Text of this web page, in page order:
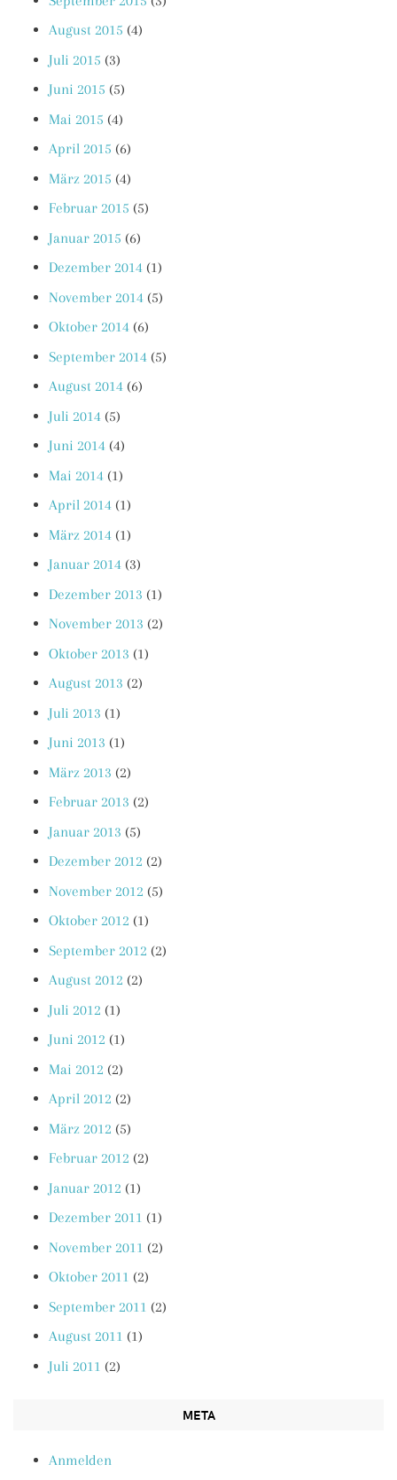
August 2015 (4)
Juli 2015 (3)
Juni 2015 (5)
Mai 2015 (4)
April 2015 (6)
März 2015 (4)
Februar 2015 (5)
Januar 2015 (6)
Dezember 2014 (1)
November 2014 (5)
Oktober 2014 (6)
September 2014 (5)
August 2014 (6)
Juli 2014 (5)
Juni 2014 (4)
Mai 2014 (1)
April 2014 (1)
März 2014 (1)
Januar 2014 (3)
Dezember 2013 (1)
November 2013 (2)
Oktober 2013 (1)
August 2013 (2)
Juli 2013 (1)
Juni 2013 (1)
März 2013 (2)
Februar 2013 (2)
Januar 2013 (5)
Dezember 2012 (2)
November 2012 (5)
Oktober 2012 (1)
September 2012 (2)
August 2012 (2)
Juli 2012 (1)
Juni 2012 (1)
Mai 2012 (2)
April 2012 (2)
März 2012 (5)
Februar 2012 (2)
Januar 2012 (1)
Dezember 2011 (1)
November 2011 (2)
Oktober 2011 (2)
September 2011 (2)
August 2011 (1)
Juli 2011 (2)
META
Anmelden